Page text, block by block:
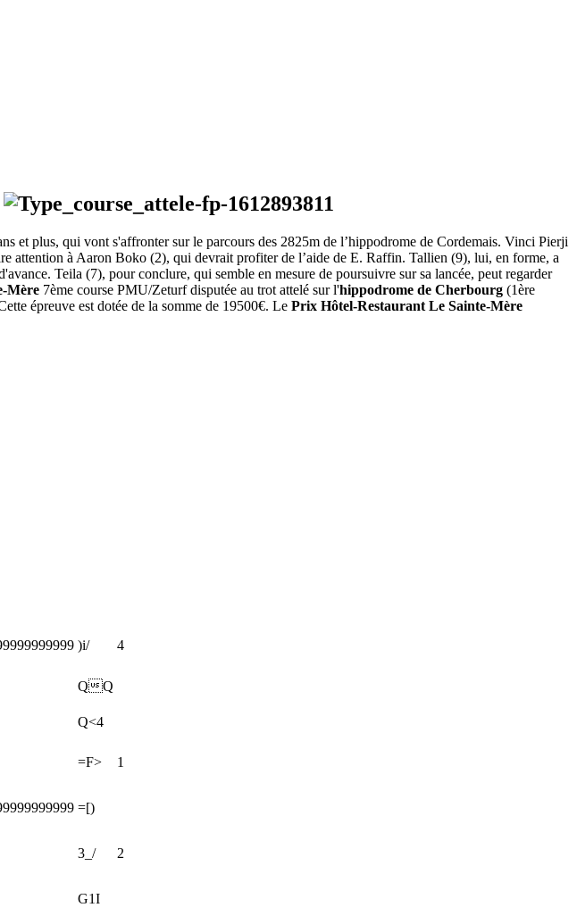
et plus, qui vont s'affronter sur le parcours des 2825m de l’hippodrome de Cordemais. Vinci Pierji
attention à Aaron Boko (2), qui devrait profiter de l’aide de E. Raffin. Tallien (9), lui, en forme, a
Teila (7), pour conclure, qui semble en mesure de poursuivre sur sa lancée, peut regarder
Mère 7ème course PMU/Zeturf disputée au trot attelé sur l'hippodrome de Cherbourg (1ère
épreuve est dotée de la somme de 19500€. Le Prix Hôtel-Restaurant Le Sainte-Mère
)i/ 4
QQ
Q<4
=F> 1
=[)
3_/ 2
G1I